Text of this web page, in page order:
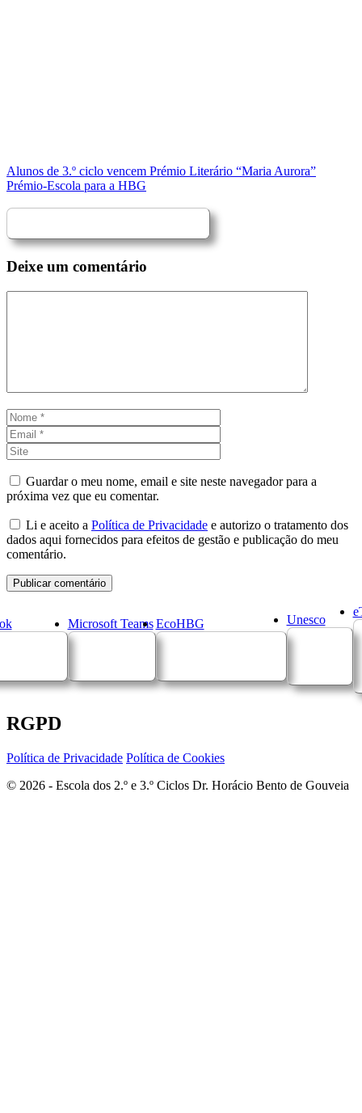
Alunos de 3.º ciclo vencem Prémio Literário “Maria Aurora”
Prémio-Escola para a HBG
Deixe um comentário
Nome
Guardar o meu nome, email e site neste navegador para a
próxima vez que eu comentar.
Li e aceito a Política de Privacidade e autorizo o tratamento dos
dados aqui fornecidos para efeitos de gestão e publicação do meu
comentário.
Microsoft Teams EcoHBG Unesco
RGPD
Política de Privacidade Política de Cookies
© 2026 - Escola dos 2.º e 3.º Ciclos Dr. Horácio Bento de Gouveia